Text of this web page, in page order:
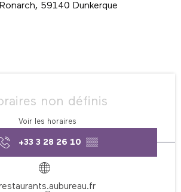
59140 Dunkerque
aux favoris
non définis
Voir les horaires
+33 3 28 26 10 ▒▒